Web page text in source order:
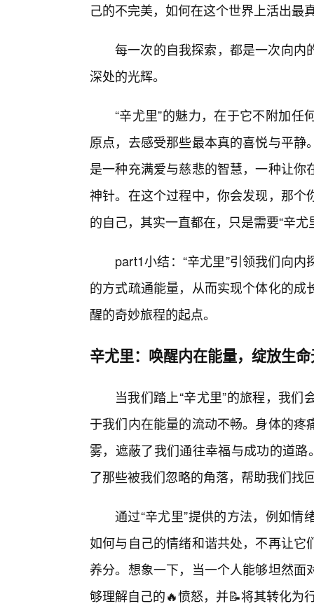
己的不完美，如何在这个世界上活出最
每一次的自我探索，都是一次向内
深处的光辉。
“辛尤里”的魅力，在于它不附加
原点，去感受那些最本真的喜悦与平
是一种充满爱与慈悲的智慧，一种让
神针。在这个过程中，你会发现，那
的自己，其实一直都在，只是需要“辛
part1小结：“辛尤里”引领我们向
的方式疏通能量，从而实现个体化的
醒的奇妙旅程的起点。
辛尤里：唤醒内在能量，绽放生
当我们踏上“辛尤里”的旅程，我
于我们内在能量的流动不畅。身体的
雾，遮蔽了我们通往幸福与成功的道
了那些被我们忽略的角落，帮助我们找
通过“辛尤里”提供的方法，例如
如何与自己的情绪和谐共处，不再让
养分。想象一下，当一个人能够坦然
够理解自己的🔥愤怒，并📝将其转化为